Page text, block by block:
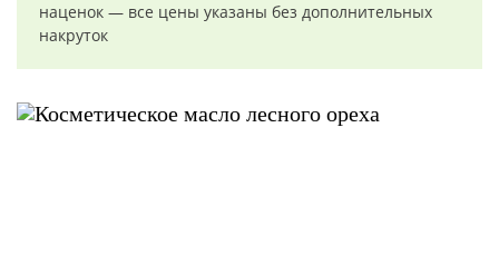
наценок — все цены указаны без дополнительных
накруток